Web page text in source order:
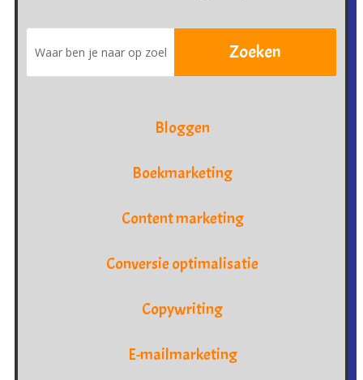
Bloggen
Boekmarketing
Content marketing
Conversie optimalisatie
Copywriting
E-mailmarketing